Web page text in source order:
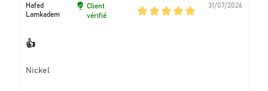
Hafed
Lamkadem
Client
vérifié
31/07/2026
👍
Nickel